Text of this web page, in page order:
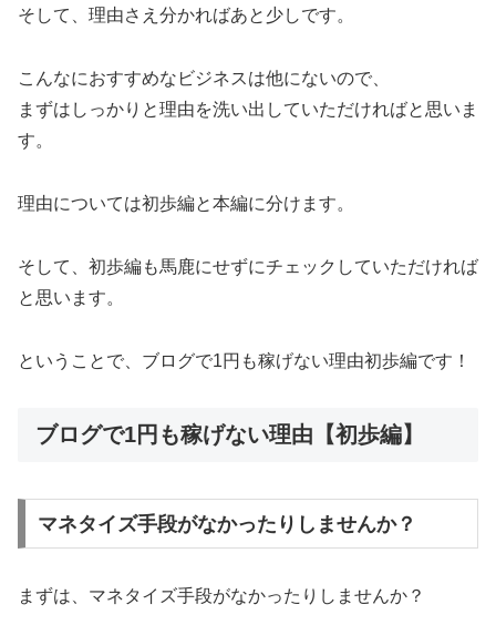
そして、理由さえ分かればあと少しです。
こんなにおすすめなビジネスは他にないので、
まずはしっかりと理由を洗い出していただければと思いま
す。
理由については初歩編と本編に分けます。
そして、初歩編も馬鹿にせずにチェックしていただければ
と思います。
ということで、ブログで1円も稼げない理由初歩編です！
ブログで1円も稼げない理由【初歩編】
マネタイズ手段がなかったりしませんか？
まずは、マネタイズ手段がなかったりしませんか？